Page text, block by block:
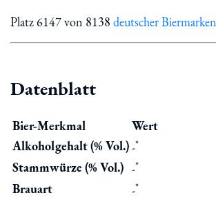
Platz 6147 von 8138 deutscher Biermarken
Datenblatt
Bier-Merkmal
Wert
Alkoholgehalt (% Vol.)-*
Stammwürze (% Vol.) -*
Brauart -*